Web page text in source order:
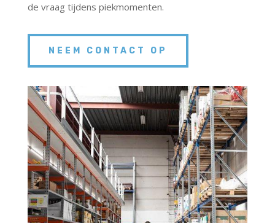
de vraag tijdens piekmomenten.
NEEM CONTACT OP